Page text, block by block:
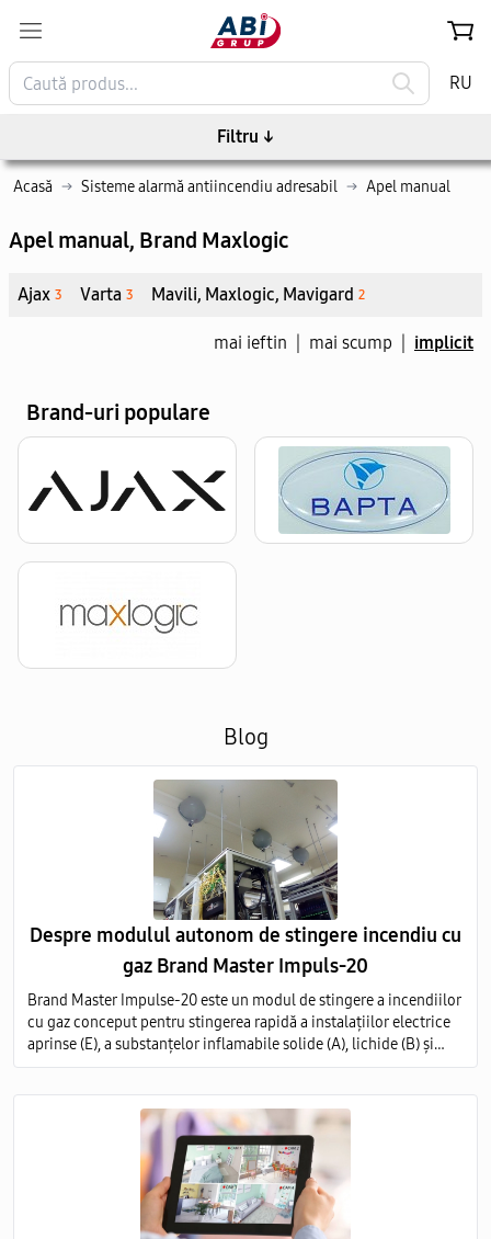
RU
Acasă → Sisteme alarmă antiincendiu adresabil → Apel manual
Apel manual, Brand Maxlogic
Ajax 3 Varta 3 Mavili, Maxlogic, Mavigard 2
mai ieftin mai scump implicit
Filtru ↓
Brand-uri populare
Blog
Despre modulul autonom de stingere incendiu cu
gaz Brand Master Impuls-20
Brand Master Impulse-20 este un modul de stingere a incendiilor
cu gaz conceput pentru stingerea rapidă a instalațiilor electrice
aprinse (E), a substanțelor inflamabile solide (A), lichide (B) și
gazoase (C) pe întregul volum al obiectului protejat.